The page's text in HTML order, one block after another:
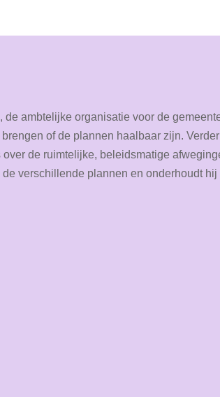
ambtelijke organisatie voor de
of de plannen haalbaar zijn.
de ruimtelijke, beleidsmatige
verschillende plannen en onderhoudt